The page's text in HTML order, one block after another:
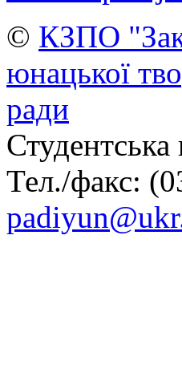
© КЗПО
юнацької
ради
Тел./факс: